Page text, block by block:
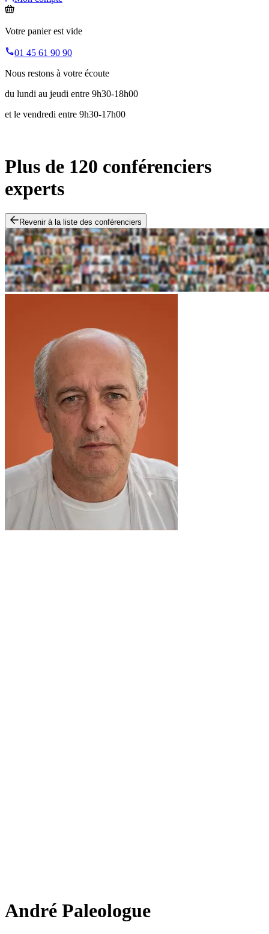
Votre panier est vide
01 45 61 90 90
Nous restons à votre écoute
du lundi au jeudi entre 9h30-18h00
et le vendredi entre 9h30-17h00
Plus de 120 conférenciers
experts
Revenir à la liste des conférenciers
André Paleologue